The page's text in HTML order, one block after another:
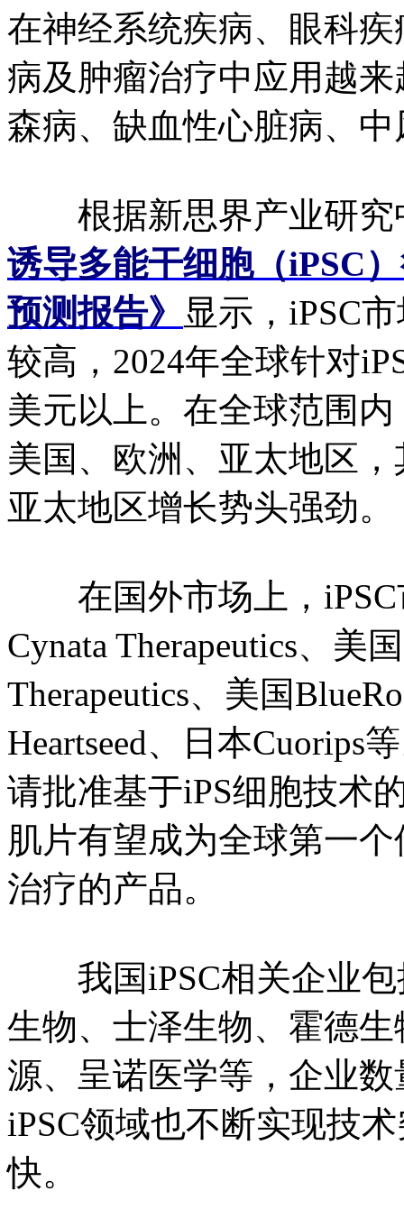
在神经系统疾病、眼科
病及肿瘤治疗中应用越
森病、缺血性心脏病、
根据新思界产业研究
诱导多能干细胞（iPSC
预测报告》 显示，iPSC
较高，2024年全球针对
美元以上。在全球范围
美国、欧洲、亚太地区
亚太地区增长势头强劲。
在国外市场上，iPSC
Cynata Therapeutics、美
Therapeutics、美国
Heartseed、日本Cuorips
请批准基于iPS细胞技术
肌片有望成为全球第一
治疗的产品。
我国iPSC相关企业包
生物、士泽生物、霍德
源、呈诺医学等，企业
iPSC领域也不断实现技
快。